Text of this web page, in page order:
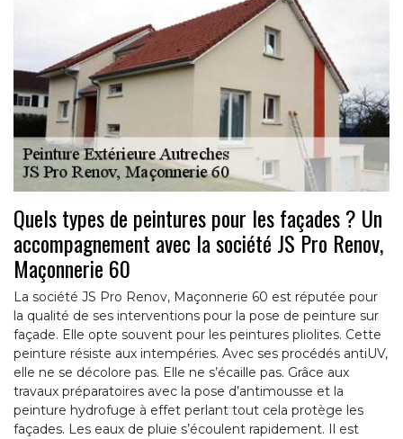
Quels types de peintures pour les façades ? Un
accompagnement avec la société JS Pro Renov,
Maçonnerie 60
La société JS Pro Renov, Maçonnerie 60 est réputée pour
la qualité de ses interventions pour la pose de peinture sur
façade. Elle opte souvent pour les peintures pliolites. Cette
peinture résiste aux intempéries. Avec ses procédés antiUV,
elle ne se décolore pas. Elle ne s’écaille pas. Grâce aux
travaux préparatoires avec la pose d’antimousse et la
peinture hydrofuge à effet perlant tout cela protège les
façades. Les eaux de pluie s’écoulent rapidement. Il est